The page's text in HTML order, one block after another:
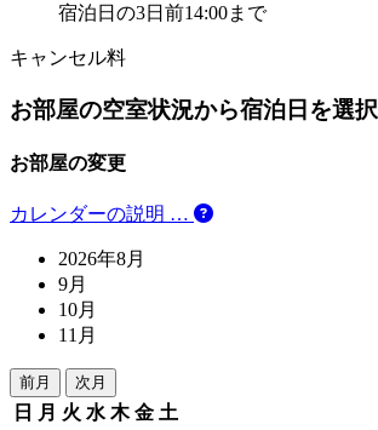
宿泊日の3日前14:00まで
キャンセル料
お部屋の空室状況から宿泊日を選択
お部屋の変更
カレンダーの説明 …
2026年8月
9月
10月
11月
前月 次月
日 月 火 水 木 金 土